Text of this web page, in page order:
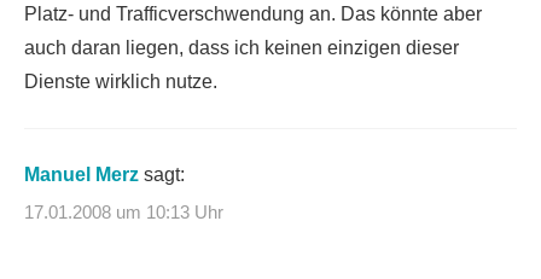
Platz- und Trafficverschwendung an. Das könnte aber
auch daran liegen, dass ich keinen einzigen dieser
Dienste wirklich nutze.
Manuel Merz sagt:
17.01.2008 um 10:13 Uhr